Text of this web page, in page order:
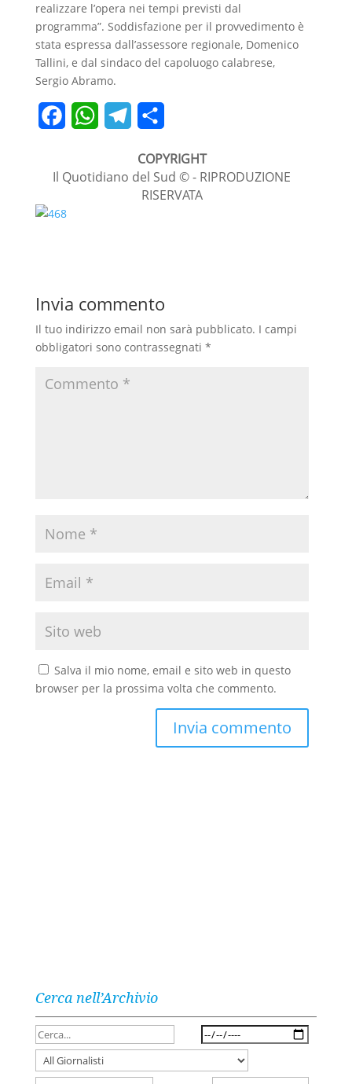
realizzare l’opera nei tempi previsti dal
programma”. Soddisfazione per il provvedimento è
stata espressa dall’assessore regionale, Domenico
Tallini, e dal sindaco del capoluogo calabrese,
Sergio Abramo.
c
b
k
W
a
p
m
n
d
d
i
COPYRIGHT
Il Quotidiano del Sud © - RIPRODUZIONE
RISERVATA
Invia commento
Il tuo indirizzo email non sarà pubblicato. I campi
obbligatori sono contrassegnati *
Salva il mio nome, email e sito web in questo
browser per la prossima volta che commento.
Cerca nell’Archivio